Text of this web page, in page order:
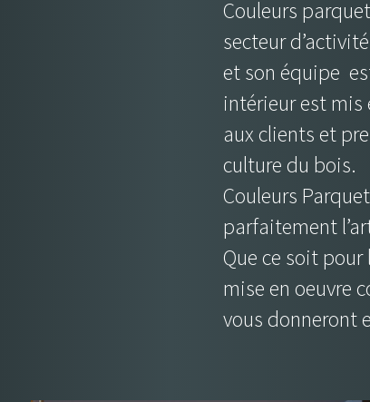
Couleurs
secteur
et son équipe
intérieur est mis
aux clients et
culture du bois.
Couleurs
parfaitement
Que ce soit
mise en oeuvre
vous donneront